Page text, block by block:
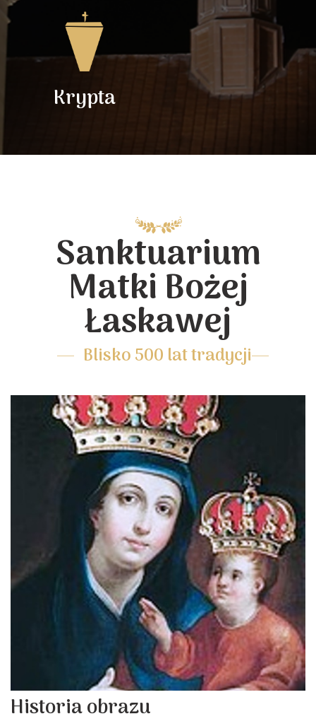
Krypta
Sanktuarium
Matki Bożej
Łaskawej
Blisko 500 lat tradycji
Historia obrazu